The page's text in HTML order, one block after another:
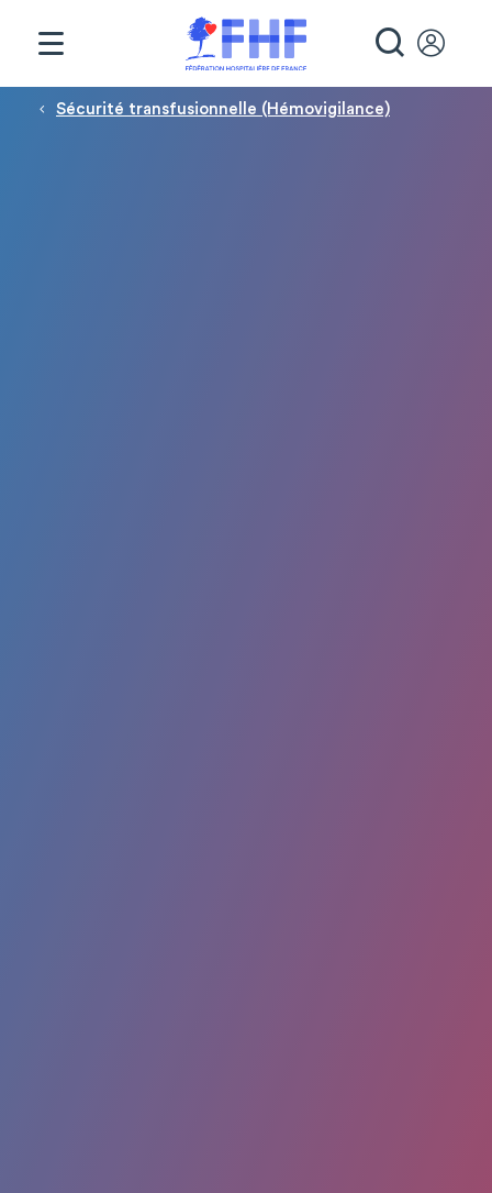
Fil d'Ariane
Sécurité transfusionnelle (Hémovigilance)
Panneau de gestion des cookies